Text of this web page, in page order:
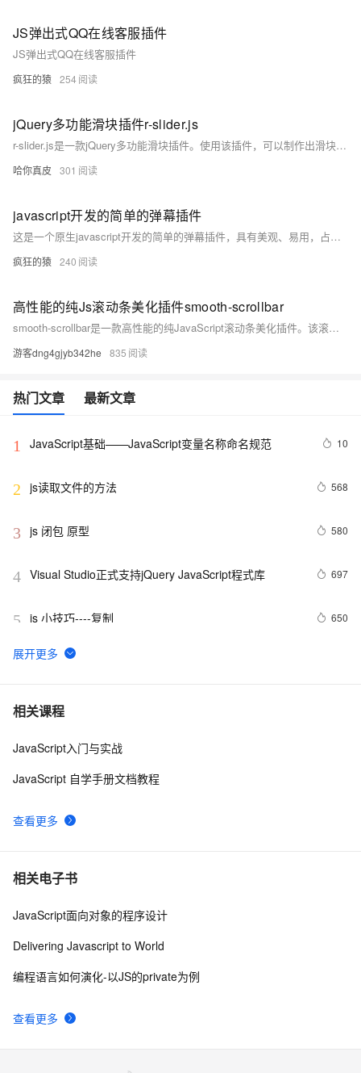
JS弹出式QQ在线客服插件
JS弹出式QQ在线客服插件
疯狂的猿 254
jQuery多功能滑块插件r-slider.js
r-slider.js是一款jQuery多功能滑块插件。使用该插件，可以制作出滑块、开关按钮、进度条、向导步骤等多种效果。
哈你真皮 301
javascript开发的简单的弹幕插件
这是一个原生javascript开发的简单的弹幕插件，具有美观、易用，占用的资源较低等特点，可以给弹幕设置内容、颜色、头像、链接地址等属性，鼠标悬停等，简单实用，欢迎下载！
疯狂的猿 240
高性能的纯Js滚动条美化插件smooth-scrollbar
smooth-scrollbar是一款高性能的纯JavaScript滚动条美化插件。该滚动条为现代浏览器而制作，它具有高性能，自由配置，平滑滚动等特点，支持各种现代桌面浏览器和手机设备。
游客dng4gjyb342he 835
热门文章 最新文章
1 JavaScript基础——JavaScript变量名称命名规范 10
2 js读取文件的方法 568
3 js 闭包 原型 580
4 Visual Studio正式支持jQuery JavaScript程式库 697
5 js 小技巧----复制 650
6 创建JavaScript对象
7 Javascript面向对象编程（二）：构造函数的继承 by
8 js 的 slice方法
相关课程
查看更多
JavaScript入门与实战
JavaScript 自学手册文档教程
相关电子书
查看更多
JavaScript面向对象的程序设计
Delivering Javascript to World
编程语言如何演化-以JS的private为例